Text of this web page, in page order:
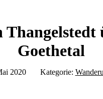
Goethetal
2020 Kategorie: